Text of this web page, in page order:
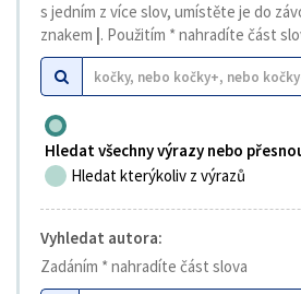
s jedním z více slov, umístěte je do
znakem |. Použitím * nahradíte část
Hledat všechny výrazy nebo
Hledat kterýkoliv z výrazů
Vyhledat autora:
Zadáním * nahradíte část slova